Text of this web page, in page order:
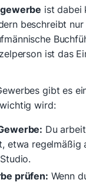
ist dabei
beschreibt
ist das
gibt es
wird:
Du
etwa regelmäßig
prüfen: Wenn